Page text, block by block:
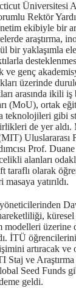
Üniversitesi
Rektör
ekibiyle bir
araştırma,
bir yaklaşımla ele
ve genç
üzerinde
arasında ikili
(MoU), ortak
teknolojileri gibi
de yer aldı.
Uluslararası
Prof.
alanları
taraflı olarak
yatırıldı.
modelleri üzerine
İTÜ
artıracak
Staj ve
Seed Funds
geldi.